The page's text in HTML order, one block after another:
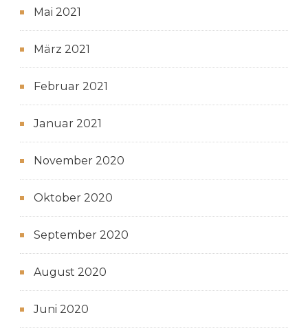
Mai 2021
März 2021
Februar 2021
Januar 2021
November 2020
Oktober 2020
September 2020
August 2020
Juni 2020